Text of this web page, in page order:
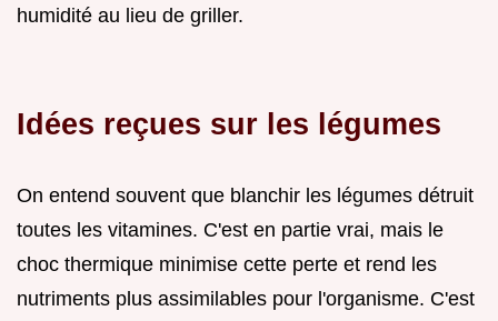
humidité au lieu de griller.
Idées reçues sur les légumes
On entend souvent que blanchir les légumes détruit
toutes les vitamines. C'est en partie vrai, mais le
choc thermique minimise cette perte et rend les
nutriments plus assimilables pour l'organisme. C'est